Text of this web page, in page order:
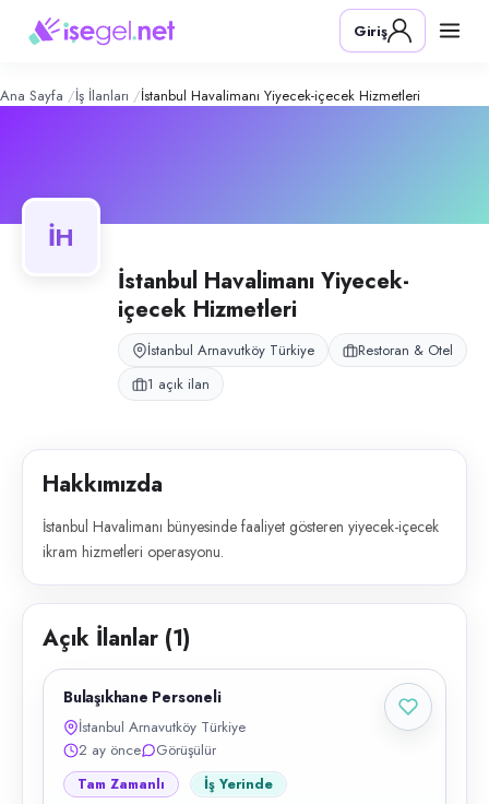
Havalimanı Yiyecek-İçecek
Konum:
İstanbul Havalimanı bünyesinde faaliyet gösteren yiyecek-içecek
Giriş
Ana Sayfa İş İlanları İstanbul Havalimanı Yiyecek-içecek Hizmetleri
İH
İstanbul Havalimanı Yiyecek-
içecek Hizmetleri
İstanbul Arnavutköy Türkiye
Restoran & Otel
1 açık ilan
Hakkımızda
İstanbul Havalimanı bünyesinde faaliyet gösteren yiyecek-içecek
ikram hizmetleri operasyonu.
Açık İlanlar (1)
Bulaşıkhane Personeli
İstanbul Arnavutköy Türkiye
2 ay önce
Görüşülür
Tam Zamanlı İş Yerinde